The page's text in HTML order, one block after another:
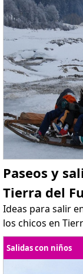
Paseos y
Tierra del
Ideas para salir
los chicos en
Salidas con niños